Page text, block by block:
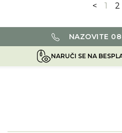
<
1 2
NAZOVITE
NARUČI SE NA